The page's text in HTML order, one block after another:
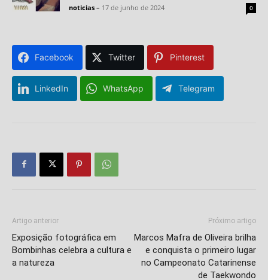
noticias – 17 de junho de 2024 0
Facebook Twitter Pinterest
LinkedIn WhatsApp Telegram
Artigo anterior
Exposição fotográfica em
Bombinhas celebra a cultura e
a natureza
Próximo artigo
Marcos Mafra de Oliveira brilha
e conquista o primeiro lugar
no Campeonato Catarinense
de Taekwondo